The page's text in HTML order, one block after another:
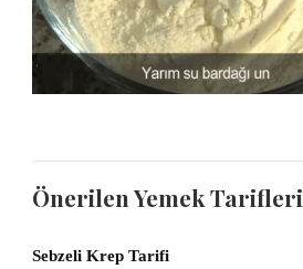
Önerilen Yemek Tarifleri
Sebzeli Krep Tarifi